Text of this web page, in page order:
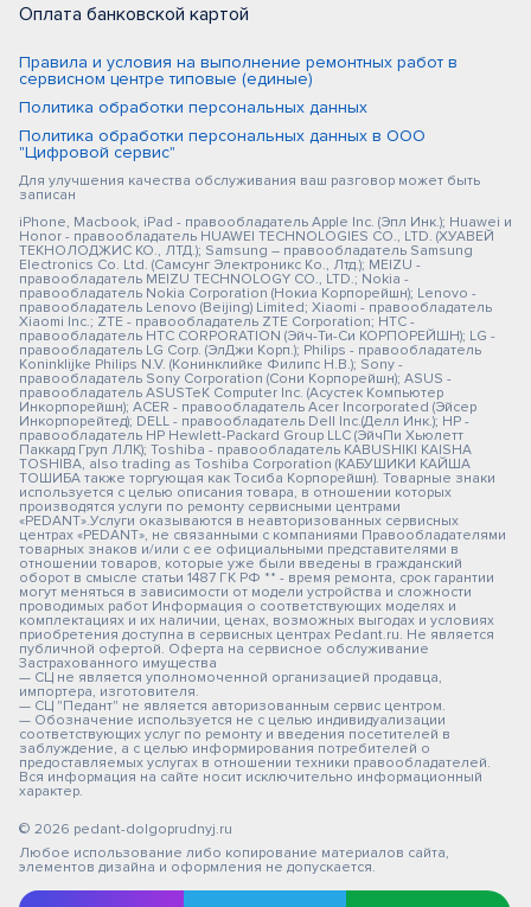
Оплата банковской картой
Правила и условия на выполнение ремонтных работ в
сервисном центре типовые (единые)
Политика обработки персональных данных
Политика обработки персональных данных в ООО
"Цифровой сервис"
Для улучшения качества обслуживания ваш разговор может быть
записан
iPhone, Macbook, iPad - правообладатель Apple Inc. (Эпл Инк.); Huawei и
Honor - правообладатель HUAWEI TECHNOLOGIES CO., LTD. (ХУАВЕЙ
ТЕКНОЛОДЖИС КО., ЛТД.); Samsung – правообладатель Samsung
Electronics Co. Ltd. (Самсунг Электроникс Ко., Лтд.); MEIZU -
правообладатель MEIZU TECHNOLOGY CO., LTD.; Nokia -
правообладатель Nokia Corporation (Нокиа Корпорейшн); Lenovo -
правообладатель Lenovo (Beijing) Limited; Xiaomi - правообладатель
Xiaomi Inc.; ZTE - правообладатель ZTE Corporation; HTC -
правообладатель HTC CORPORATION (Эйч-Ти-Си КОРПОРЕЙШН); LG -
правообладатель LG Corp. (ЭлДжи Корп.); Philips - правообладатель
Koninklijke Philips N.V. (Конинклийке Филипс Н.В.); Sony -
правообладатель Sony Corporation (Сони Корпорейшн); ASUS -
правообладатель ASUSTeK Computer Inc. (Асустек Компьютер
Инкорпорейшн); ACER - правообладатель Acer Incorporated (Эйсер
Инкорпорейтед); DELL - правообладатель Dell Inc.(Делл Инк.); HP -
правообладатель HP Hewlett-Packard Group LLC (ЭйчПи Хьюлетт
Паккард Груп ЛЛК); Toshiba - правообладатель KABUSHIKI KAISHA
TOSHIBA, also trading as Toshiba Corporation (КАБУШИКИ КАЙША
ТОШИБА также торгующая как Тосиба Корпорейшн). Товарные знаки
используется с целью описания товара, в отношении которых
производятся услуги по ремонту сервисными центрами
«PEDANT».Услуги оказываются в неавторизованных сервисных
центрах «PEDANT», не связанными с компаниями Правообладателями
товарных знаков и/или с ее официальными представителями в
отношении товаров, которые уже были введены в гражданский
оборот в смысле статьи 1487 ГК РФ ** - время ремонта, срок гарантии
могут меняться в зависимости от модели устройства и сложности
проводимых работ Информация о соответствующих моделях и
комплектациях и их наличии, ценах, возможных выгодах и условиях
приобретения доступна в сервисных центрах Pedant.ru. Не является
публичной офертой. Оферта на сервисное обслуживание
Застрахованного имущества
— СЦ не является уполномоченной организацией продавца,
импортера, изготовителя.
— СЦ "Педант" не является авторизованным сервис центром.
— Обозначение используется не с целью индивидуализации
соответствующих услуг по ремонту и введения посетителей в
заблуждение, а с целью информирования потребителей о
предоставляемых услугах в отношении техники правообладателей.
Вся информация на сайте носит исключительно информационный
характер.
© 2026 pedant-dolgoprudnyj.ru
Любое использование либо копирование материалов сайта,
элементов дизайна и оформления не допускается.